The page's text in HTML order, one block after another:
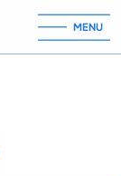
MENU